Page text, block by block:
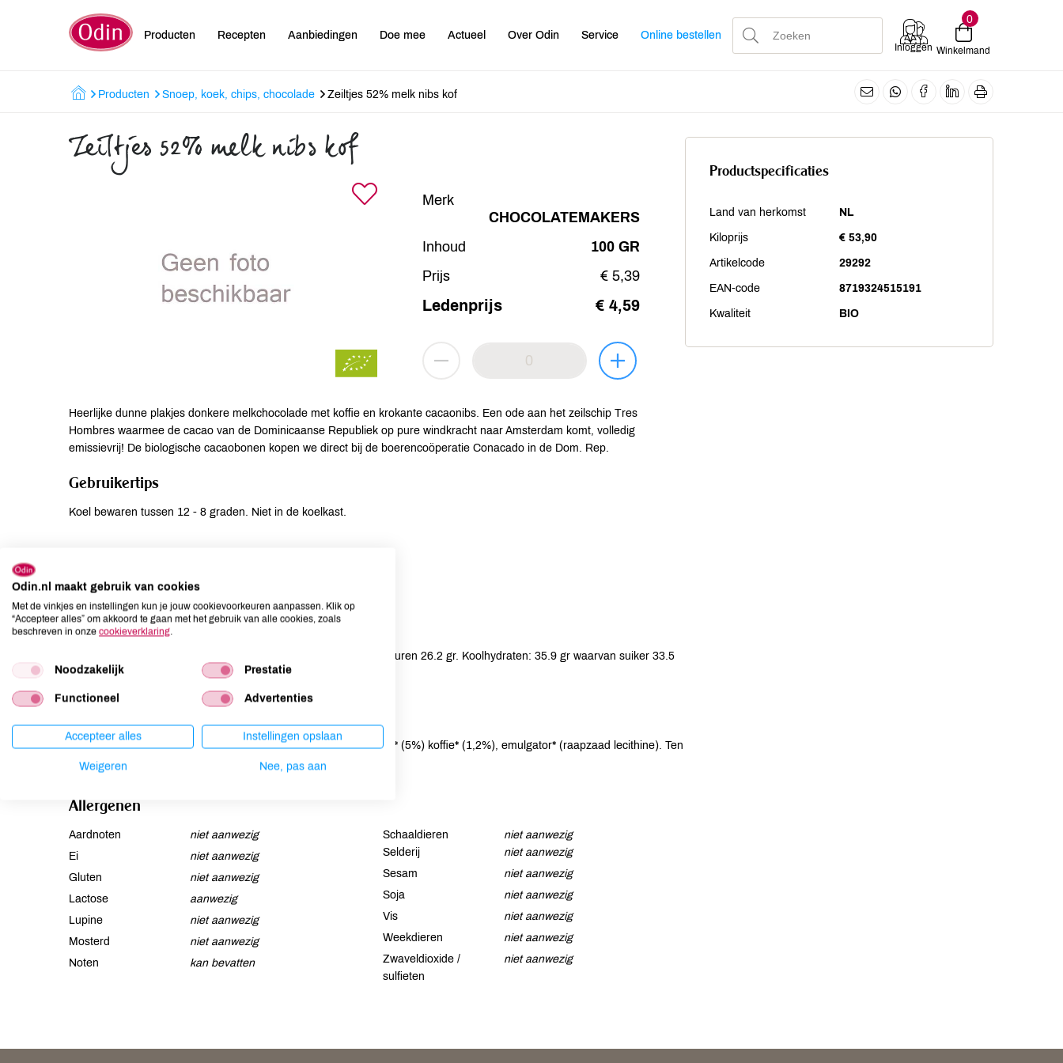
Producten Recepten Aanbiedingen Doe mee Actueel Over Odin Service Online bestellen
Inloggen
0
Winkelmand
Producten Snoep, koek, chips, chocolade Zeiltjes 52% melk nibs kof
Zeiltjes 52% melk nibs kof
Merk
CHOCOLATEMAKERS
Inhoud
100 GR
Prijs
€ 5,39
Ledenprijs € 4,59
Heerlijke dunne plakjes donkere melkchocolade met koffie en krokante cacaonibs. Een ode aan het zeilschip Tres
Hombres waarmee de cacao van de Dominicaanse Republiek op pure windkracht naar Amsterdam komt, volledig
emissievrij! De biologische cacaobonen kopen we direct bij de boerencoöperatie Conacado in de Dom. Rep.
Gebruikertips
Koel bewaren tussen 12 - 8 graden. Niet in de koelkast.
Lekker bij de thee of koffie, of gewoon tussendoor.
Voedingswaarden per 100 GR
Energie: 2452 KJ/586 Kcal. Vet: 43.3 gr waarvan verzadigde vetzuren 26.2 gr. Koolhydraten: 35.9 gr waarvan suiker 33.5
gr. Eiwitten: 9.4 gr. Zout: 0.3 gr.
Cacaomassa*, rietsuiker*, cacaoboter*, MELKpoeder*, cacaonibs* (5%) koffie* (1,2%), emulgator* (raapzaad lecithine). Ten
minste 52% cacaobestanddelen.
Allergenen
Aardnoten
niet aanwezig
Ei
niet aanwezig
Gluten
niet aanwezig
Lactose
aanwezig
Lupine
niet aanwezig
Mosterd
niet aanwezig
Noten
kan bevatten
Schaaldieren
niet aanwezig
Selderij
niet aanwezig
Sesam
niet aanwezig
Soja
niet aanwezig
Vis
niet aanwezig
Weekdieren
niet aanwezig
Zwaveldioxide /
sulfieten
niet aanwezig
Productspecificaties
Land van herkomst NL
Kiloprijs € 53,90
Artikelcode 29292
EAN-code 8719324515191
Kwaliteit BIO
Odin.nl maakt gebruik van cookies
Met de vinkjes en instellingen kun je jouw cookievoorkeuren aanpassen. Klik op
“Accepteer alles” om akkoord te gaan met het gebruik van alle cookies, zoals
beschreven in onze cookieverklaring.
Noodzakelijk Prestatie
Functioneel Advertenties
Accepteer alles Instellingen opslaan
Weigeren Nee, pas aan